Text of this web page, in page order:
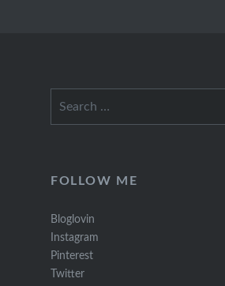
FOLLOW ME
Bloglovin
Instagram
Pinterest
Twitter